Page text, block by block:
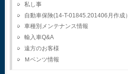
私し事
自動車保険(14-T-01845.201406月作成）
車種別メンテナンス情報
輸入車Q&A
遠方のお客様
Ｍベンツ情報